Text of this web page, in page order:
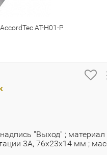
AT-H01-P
"Выход" ; материал
3А, 76х23х14 мм ;